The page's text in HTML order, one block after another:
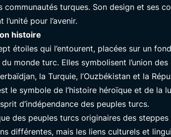
turques. Son design et ses
pour l’avenir.
histoire
étoiles qui l’entourent, placées sur un
monde turc. Elles symbolisent l’union
la Turquie, l’Ouzbékistan et la
le symbole de l’histoire héroïque et de la
d’indépendance des peuples turcs.
des peuples turcs originaires des steppes
différentes, mais les liens culturels et